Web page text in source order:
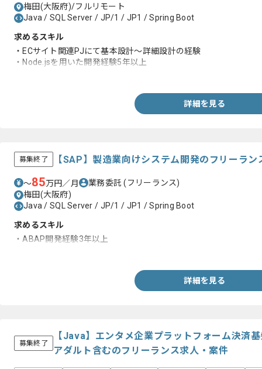
梅田(大阪府)/フルリモート
Java / SQL Server / JP/1 / JP1 / Spring Boot
求めるスキル
・ECサイト関連PJにて基本設計～詳細設計の経験
・Node.jsを用いた開発経験5年以上
詳細を見る
募集終了 【SAP】製造業向けシステム開発のフリーラ
〜85万円／月 業務委託(フリーランス)
梅田(大阪府)
Java / SQL Server / JP/1 / JP1 / Spring Boot
求めるスキル
・ABAP開発経験3年以上
詳細を見る
募集終了
【Java】エンタメ企業プラットフォーム決済
アダルト含むのフリーランス求人・案件